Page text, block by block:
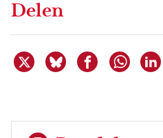
Delen
Deel dit item op X
Deel dit item op
Deel dit
Delen via